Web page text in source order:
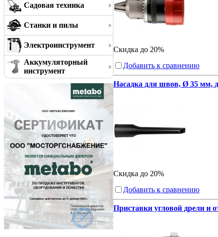
Садовая техника
Станки и пилы
Электроинструмент
Аккумуляторный
инструмент
Скидка до 20%
Добавить к сравнению
Насадка для швов, Ø 35 мм,
Скидка до 20%
Добавить к сравнению
Приставки угловой дрели и